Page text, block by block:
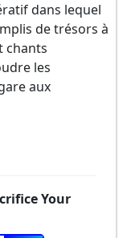
dans lequel
de trésors à
chants
les
aux
Your